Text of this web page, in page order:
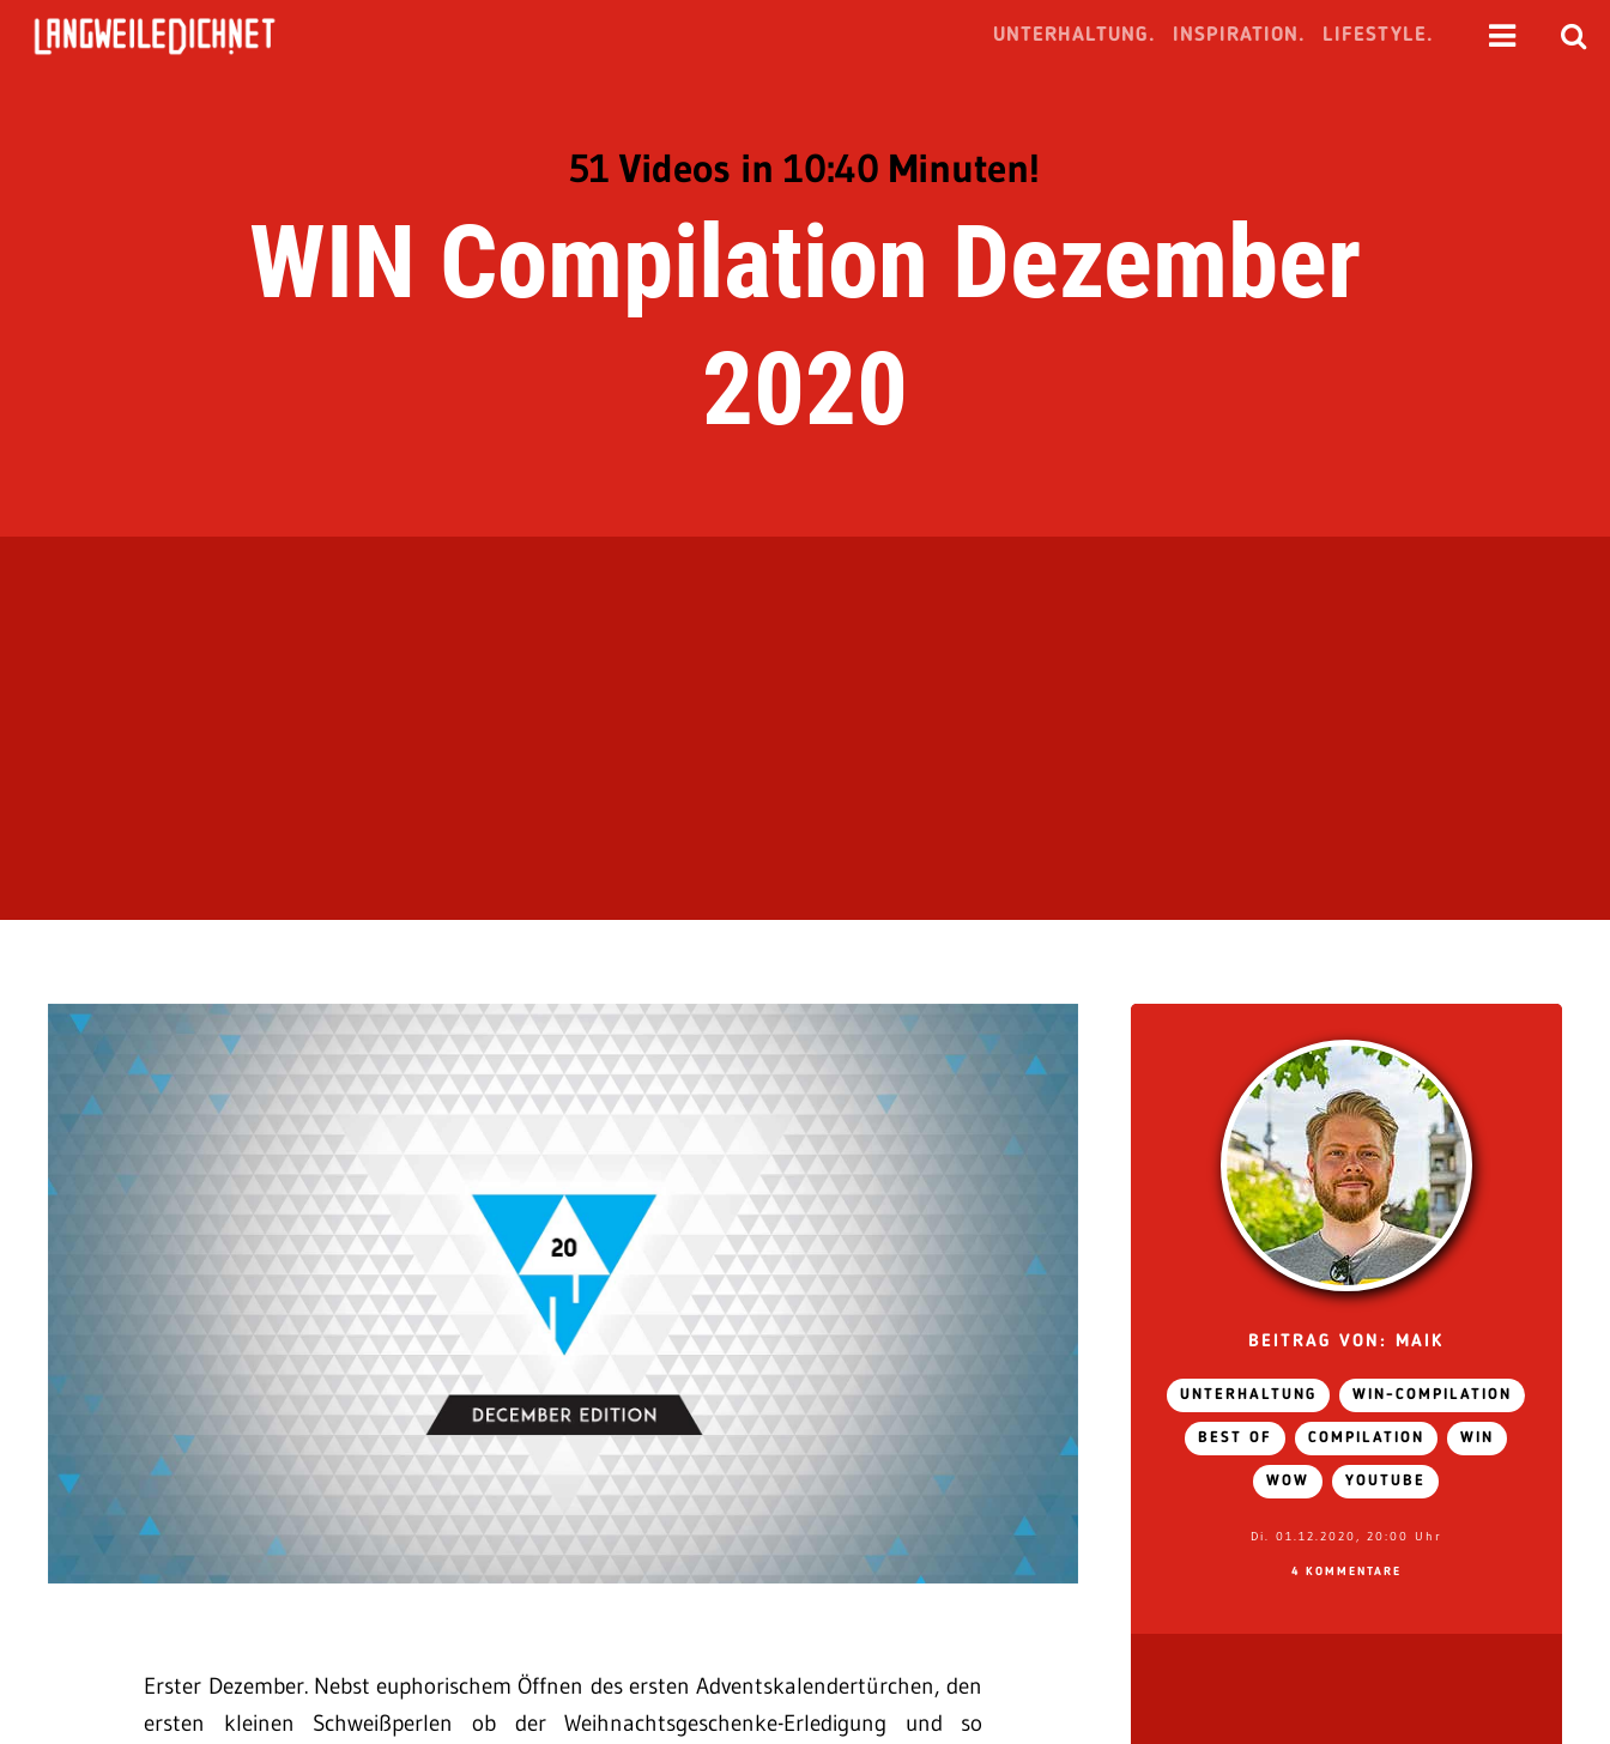
UNTERHALTUNG. INSPIRATION. LIFESTYLE.
51 Videos in 10:40 Minuten!
WIN Compilation Dezember
2020
Erster Dezember. Nebst euphorischem Öffnen des ersten Adventskalendertürchen, den
ersten kleinen Schweißperlen ob der Weihnachtsgeschenke-Erledigung und so
BEITRAG VON: MAIK
UNTERHALTUNG WIN-COMPILATION
BEST OF COMPILATION WIN
WOW YOUTUBE
Di. 01.12.2020, 20:00 Uhr
4 KOMMENTARE